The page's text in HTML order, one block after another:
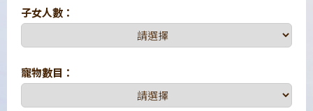
子女人數：
寵物數目：